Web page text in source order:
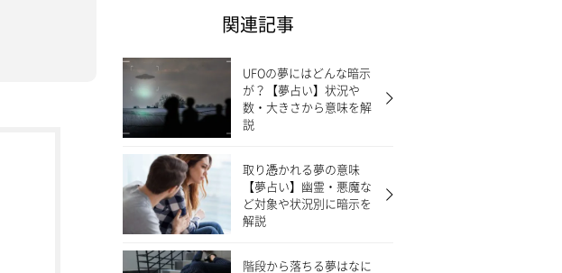
関連記事
UFOの夢にはどんな暗示
が？【夢占い】状況や
数・大きさから意味を解
説
取り憑かれる夢の意味
【夢占い】幽霊・悪魔な
ど対象や状況別に暗示を
解説
階段から落ちる夢はなに